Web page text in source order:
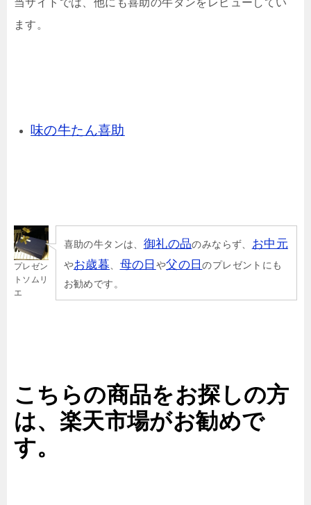
当サイトでは、他にも喜助の牛タンをレビューしてい
ます。
味の牛たん喜助
プレゼン
トソムリ
エ
喜助の牛タンは、 御礼の品のみならず、 お中元
やお歳暮 母の日 や父の日のプレゼントにも
お勧めです。
こちらの商品をお探しの方
は、楽天市場がお勧めで
す。